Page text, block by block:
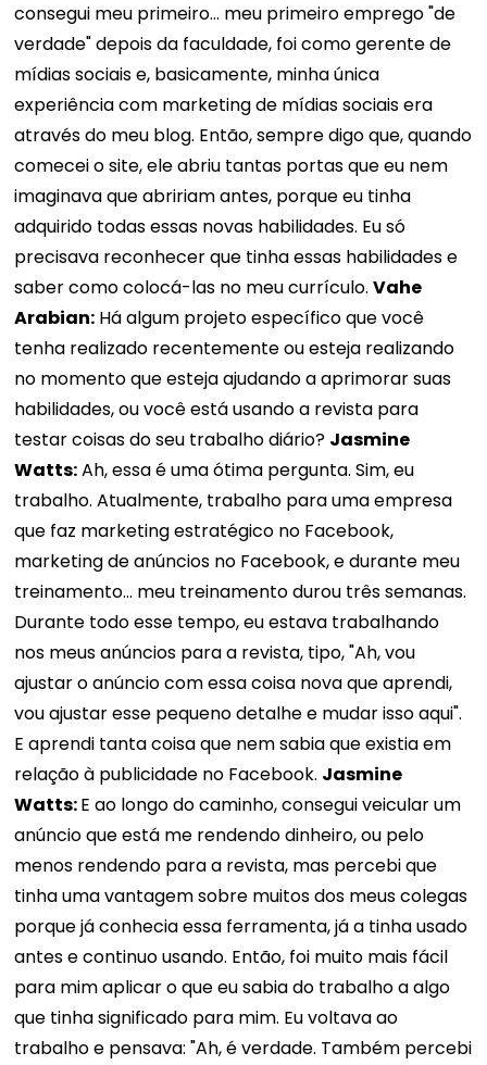
consegui meu primeiro... meu primeiro emprego "de
verdade" depois da faculdade, foi como gerente de
mídias sociais e, basicamente, minha única
experiência com marketing de mídias sociais era
através do meu blog. Então, sempre digo que, quando
comecei o site, ele abriu tantas portas que eu nem
imaginava que abririam antes, porque eu tinha
adquirido todas essas novas habilidades. Eu só
precisava reconhecer que tinha essas habilidades e
saber como colocá-las no meu currículo.Vahe
Arabian: Há algum projeto específico que você
tenha realizado recentemente ou esteja realizando
no momento que esteja ajudando a aprimorar suas
habilidades, ou você está usando a revista para
testar coisas do seu trabalho diário? Jasmine
Watts:Ah, essa é uma ótima pergunta. Sim, eu
trabalho. Atualmente, trabalho para uma empresa
que faz marketing estratégico no Facebook,
marketing de anúncios no Facebook, e durante meu
treinamento... meu treinamento durou três semanas.
Durante todo esse tempo, eu estava trabalhando
nos meus anúncios para a revista, tipo, "Ah, vou
ajustar o anúncio com essa coisa nova que aprendi,
vou ajustar esse pequeno detalhe e mudar isso aqui".
E aprendi tanta coisa que nem sabia que existia em
relação à publicidade no Facebook. Jasmine
Watts:E ao longo do caminho, consegui veicular um
anúncio que está me rendendo dinheiro, ou pelo
menos rendendo para a revista, mas percebi que
tinha uma vantagem sobre muitos dos meus colegas
porque já conhecia essa ferramenta, já a tinha usado
antes e continuo usando. Então, foi muito mais fácil
para mim aplicar o que eu sabia do trabalho a algo
que tinha significado para mim. Eu voltava ao
trabalho e pensava: "Ah, é verdade. Também percebi